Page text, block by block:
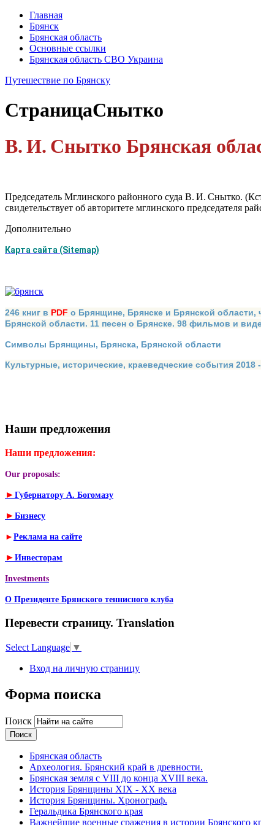
Главная
Брянск
Брянская область
Основные ссылки
Брянская область СВО Украина
Путешествие по Брянску
СтраницаСнытко
В. И. Снытко Брянская
Председатель Мглинского районного суда В. И. Снытко.
свидетельствует об авторитете мглинского председателя
Дополнительно
Карта сайта (Sitemap)
246 книг в PDF о Брянщине, Брянске и Брянской области,
Брянской области. 11 песен о Брянске. 98 фильмов и
Символы Брянщины, Брянска, Брянской области
Культурные, исторические, краеведческие события 2018
Наши предложения
Наши предложения:
Our proposals:
► Губернатору А. Богомазу
► Бизнесу
► Реклама на сайте
► Инвесторам
Investments
О Президенте Брянского теннисного клуба
Перевести страницу. Translation
Select Language ▼
Вход на личную страницу
Форма поиска
Поиск
Брянская область
Археология. Брянский край в древности.
Брянская земля с VIII до конца XVIII века.
История Брянщины XIX - XX века
История Брянщины. Хронограф.
Геральдика Брянского края
Важнейшие военные сражения в истории Брянского